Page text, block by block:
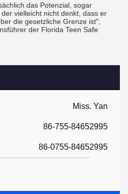
Miss. Yan
86-755-84652995
86-0755-84652995
das Potenzial, sogar
vielleicht nicht denkt, dass er
die gesetzliche Grenze ist",
der Florida Teen Safe